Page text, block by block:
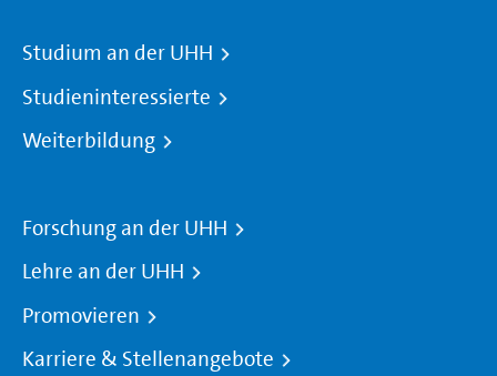
Studium an der UHH
Studieninteressierte
Weiterbildung
Forschung an der UHH
Lehre an der UHH
Promovieren
Karriere & Stellenangebote